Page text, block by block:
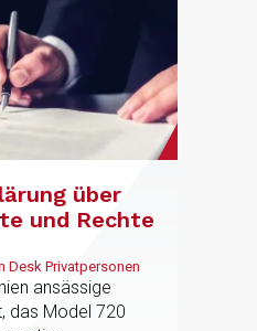
durchführen
über
und Rechte
Desk Privatpersonen
ansässige
das Model 720